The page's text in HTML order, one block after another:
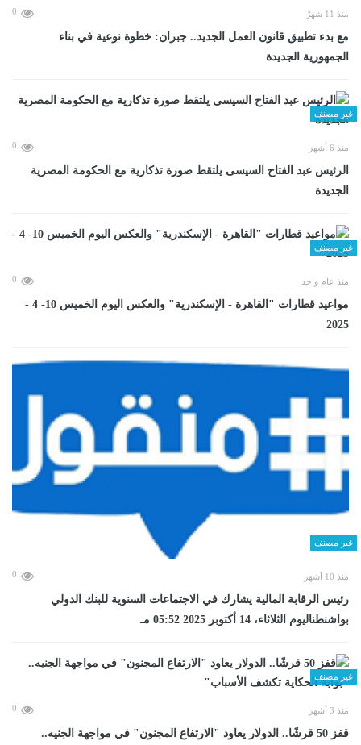
منذ 11 شهرًا 0
مع بدء تطبيق قانون العمل الجديد.. جبران: خطوة نوعية في بناء
الجمهورية الجديدة
غير مصنف
منذ 6 أشهر 0
الرئيس عبد الفتاح السيسى يلتقط صورة تذكارية مع الحكومة المصرية
الجديدة
غير مصنف
منذ عام واحد 0
مواعيد قطارات "القاهرة - الإسكندرية" والعكس اليوم الخميس 10- 4 -
2025
غير مصنف
منذ 10 أشهر 0
رئيس الرقابة المالية يشارك في الاجتماعات السنوية للبنك الدولي
بواشنطناليوم الثلاثاء، 14 أكتوبر 2025 05:52 مـ
غير مصنف
منذ 3 أشهر 0
قفز 50 قرشًا.. الدولار يعاود "الارتفاع المجنون" في مواجهة الجنيه..